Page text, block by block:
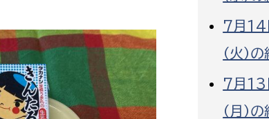
市立総合医療
患者サポートセ
病院管理局：経
病院管理局：施
7月14
（火）
7月13
（月）